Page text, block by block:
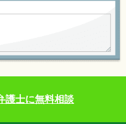
護士に無料相談